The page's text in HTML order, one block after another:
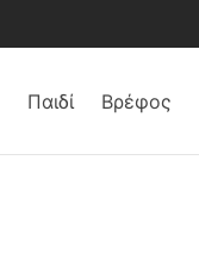
Παιδί Βρέφος